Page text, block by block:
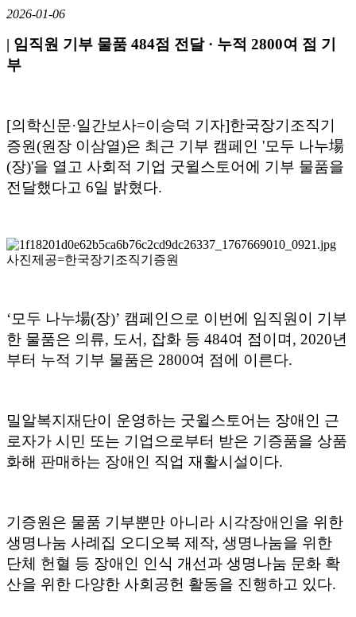
2026-01-06
| 임직원 기부 물품 484점 전달 · 누적 2800여 점 기
부
[의학신문·일간보사=이승덕 기자]한국장기조직기
증원(원장 이삼열)은 최근 기부 캠페인 '모두 나누場
(장)'을 열고 사회적 기업 굿윌스토어에 기부 물품을
전달했다고 6일 밝혔다.
사진제공=한국장기조직기증원
‘모두 나누場(장)’ 캠페인으로 이번에 임직원이 기부
한 물품은 의류, 도서, 잡화 등 484여 점이며, 2020년
부터 누적 기부 물품은 2800여 점에 이른다.
밀알복지재단이 운영하는 굿윌스토어는 장애인 근
로자가 시민 또는 기업으로부터 받은 기증품을 상품
화해 판매하는 장애인 직업 재활시설이다.
기증원은 물품 기부뿐만 아니라 시각장애인을 위한
생명나눔 사례집 오디오북 제작, 생명나눔을 위한
단체 헌혈 등 장애인 인식 개선과 생명나눔 문화 확
산을 위한 다양한 사회공헌 활동을 진행하고 있다.